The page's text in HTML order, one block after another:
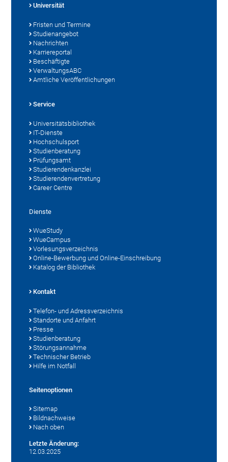
Universität
Fristen und Termine
Studienangebot
Nachrichten
Karriereportal
Beschäftigte
VerwaltungsABC
Amtliche Veröffentlichungen
Service
Universitätsbibliothek
IT-Dienste
Hochschulsport
Studienberatung
Prüfungsamt
Studierendenkanzlei
Studierendenvertretung
Career Centre
Dienste
WueStudy
WueCampus
Vorlesungsverzeichnis
Online-Bewerbung und Online-Einschreibung
Katalog der Bibliothek
Kontakt
Telefon- und Adressverzeichnis
Standorte und Anfahrt
Presse
Studienberatung
Störungsannahme
Technischer Betrieb
Hilfe im Notfall
Seitenoptionen
Sitemap
Bildnachweise
Nach oben
Letzte Änderung:
12.03.2025